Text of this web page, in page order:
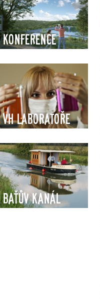
Konference
VH Laboratoře
Baťův kanál